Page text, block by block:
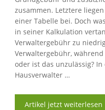
zusammen. Letztere
einer Tabelle bei. Doch
in seiner Kalkulation
Verwaltergebühr zu
Verwaltergebühr,
oder ist das unzulässig?
Hausverwalter …
Artikel jetzt weiterlesen